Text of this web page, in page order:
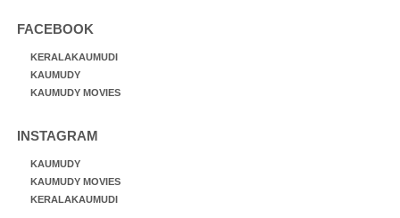
FACEBOOK
KERALAKAUMUDI
KAUMUDY
KAUMUDY MOVIES
INSTAGRAM
KAUMUDY
KAUMUDY MOVIES
KERALAKAUMUDI